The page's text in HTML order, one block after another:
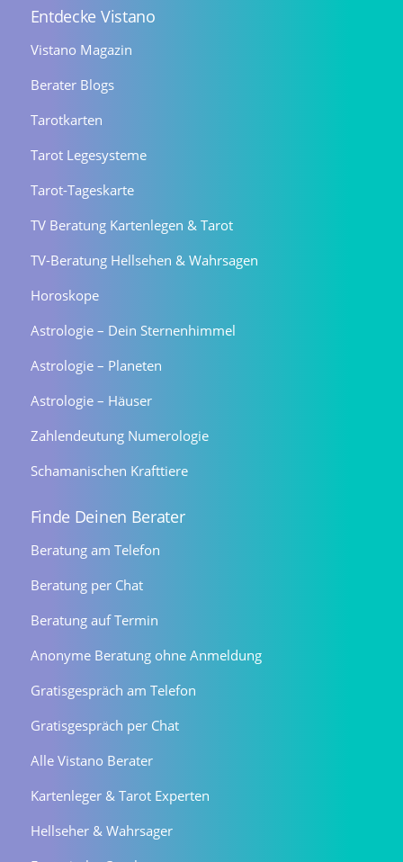
Entdecke Vistano
Vistano Magazin
Berater Blogs
Tarotkarten
Tarot Legesysteme
Tarot-Tageskarte
TV Beratung Kartenlegen & Tarot
TV-Beratung Hellsehen & Wahrsagen
Horoskope
Astrologie – Dein Sternenhimmel
Astrologie – Planeten
Astrologie – Häuser
Zahlendeutung Numerologie
Schamanischen Krafttiere
Finde Deinen Berater
Beratung am Telefon
Beratung per Chat
Beratung auf Termin
Anonyme Beratung ohne Anmeldung
Gratisgespräch am Telefon
Gratisgespräch per Chat
Alle Vistano Berater
Kartenleger & Tarot Experten
Hellseher & Wahrsager